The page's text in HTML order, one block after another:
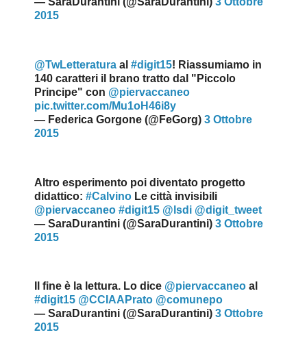
2015
@TwLetteratura al #digit15! Riassumiamo in
140 caratteri il brano tratto dal "Piccolo
Principe" con @piervaccaneo
pic.twitter.com/Mu1oH46i8y
— Federica Gorgone (@FeGorg) 3 Ottobre
2015
Altro esperimento poi diventato progetto
didattico: #Calvino Le città invisibili
@piervaccaneo #digit15 @lsdi @digit_tweet
— SaraDurantini (@SaraDurantini) 3 Ottobre
2015
Il fine è la lettura. Lo dice @piervaccaneo al
#digit15 @CCIAAPrato @comunepo
— SaraDurantini (@SaraDurantini) 3 Ottobre
2015